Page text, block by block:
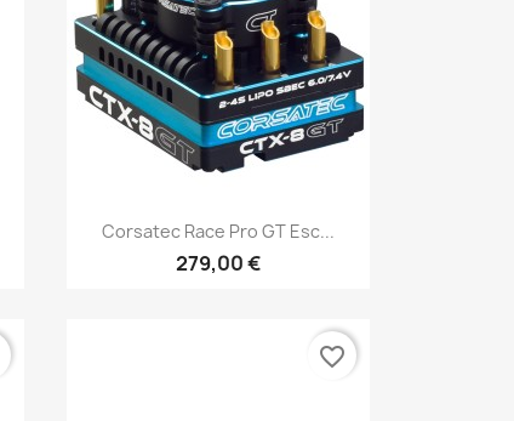
Aperçu rapide
Corsatec Race Pro GT Esc...
279,00 €
favorite_border